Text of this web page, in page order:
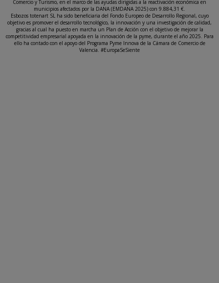
Comercio y Turismo, en el marco de las ayudas dirigidas a la reactivación económica en
municipios afectados por la DANA (EMDANA 2025) con 9.884,31 €.
Esbozos totenart SL ha sido beneficiaria del Fondo Europeo de Desarrollo Regional, cuyo
objetivo es promover el desarrollo tecnológico, la innovación y una investigación de calidad,
gracias al cual ha puesto en marcha un Plan de Acción con el objetivo de mejorar la
competitividad empresarial apoyada en la innovación de la pyme, durante el año 2025. Para
ello ha contado con el apoyo del Programa Pyme Innova de la Cámara de Comercio de
Valencia. #EuropaSeSiente